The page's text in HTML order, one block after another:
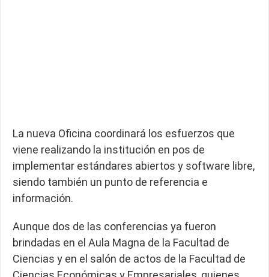
La nueva Oficina coordinará los esfuerzos que
viene realizando la institución en pos de
implementar estándares abiertos y software libre,
siendo también un punto de referencia e
información.
Aunque dos de las conferencias ya fueron
brindadas en el Aula Magna de la Facultad de
Ciencias y en el salón de actos de la Facultad de